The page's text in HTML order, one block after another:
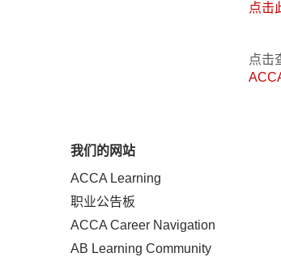
点击
点击
我们的网站
ACCA Learning
职业公告板
ACCA Career Navigation
AB Learning Community